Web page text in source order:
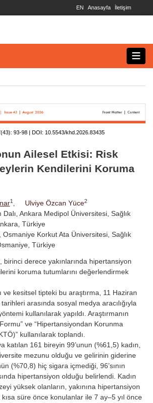
İletişim
Anasayfa
EN
93-98 | DOI: 10.5543/khd.2026.83435
Ailesel Etkisi: Risk
Kendilerini Koruma
1 Ulviye Özcan Yüce2
Dalı, Ankara Medipol Üniversitesi, Sağlık
Türkiye
Korkut Ata Üniversitesi, Sağlık
Türkiye
birinci derece yakınlarında hipertansiyon
koruma tutumlarını değerlendirmek
ve kesitsel tipteki bu araştırma, 11 Haziran
arasında sosyal medya aracılığıyla
kullanılarak yapıldı. Araştırmanın
ve “Hipertansiyondan Korunma
kullanılarak toplandı.
katılan 161 bireyin 99’unun (%61,5) kadın,
mezunu olduğu ve gelirinin giderine
(%70,8) hiç sigara içmediği, 96’sının
hipertansiyon olduğu belirlendi. Kadın
yüksek olanların, yakınına hipertansiyon
kısa süre önce konulanlar ile 7 ay–5 yıl önce